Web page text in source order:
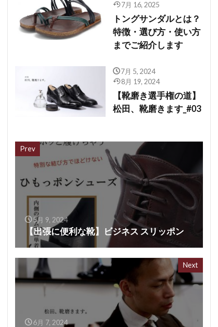
7月 16, 2025
トングサンダルとは？
特徴・選び方・使い方
までご紹介します
7月 5, 2024
8月 19, 2024
【靴磨き選手権の道】
松田、靴磨きます_#03
Prev
5月 9, 2024
【出張に便利な靴】ビジネス スリッポン
Next
6月 7, 2024